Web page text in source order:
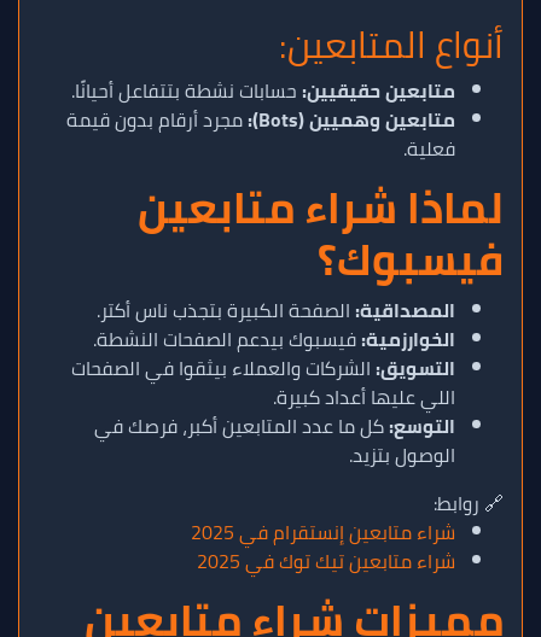
أنواع المتابعين:
متابعين حقيقيين: حسابات نشطة بتتفاعل أحيانًا.
متابعين وهميين (Bots):
مجرد أرقام بدون قيمة
فعلية.
لماذا شراء متابعين
فيسبوك؟
المصداقية: الصفحة الكبيرة بتجذب ناس أكتر.
الخوارزمية:فيسبوك بيدعم الصفحات النشطة.
التسويق: الشركات والعملاء بيثقوا في الصفحات
اللي عليها أعداد كبيرة.
التوسع:كل ما عدد المتابعين أكبر، فرصك في
الوصول بتزيد.
🔗 روابط:
شراء متابعين إنستقرام في 2025
شراء متابعين تيك توك في 2025
مميزات شراء متابعين